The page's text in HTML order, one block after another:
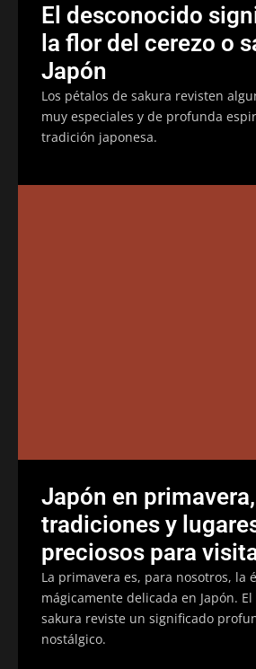
El desconocido
la flor del cerezo o
Japón
Los pétalos de sakura revisten
muy especiales y de profunda
tradición japonesa.
Japón en
tradiciones y
preciosos para
La primavera es, para nosotros, la
mágicamente delicada en Japón.
sakura reviste un significado
nostálgico.